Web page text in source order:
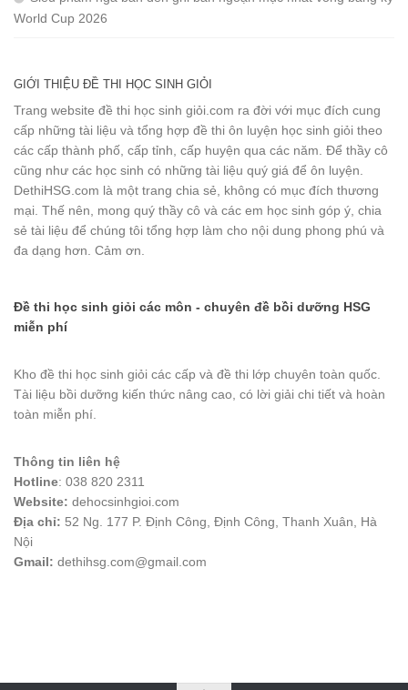
World Cup 2026
GIỚI THIỆU ĐỀ THI HỌC SINH GIỎI
Trang website đề thi học sinh giỏi.com ra đời với mục đích cung
cấp những tài liệu và tổng hợp đề thi ôn luyện học sinh giỏi theo
các cấp thành phố, cấp tỉnh, cấp huyện qua các năm. Để thầy cô
cũng như các học sinh có những tài liệu quý giá để ôn luyện.
DethiHSG.com là một trang chia sẻ, không có mục đích thương
mại. Thế nên, mong quý thầy cô và các em học sinh góp ý, chia
sẻ tài liệu để chúng tôi tổng hợp làm cho nội dung phong phú và
đa dạng hơn. Cảm ơn.
Đề thi học sinh giỏi các môn - chuyên đề bồi dưỡng HSG
miễn phí
Kho đề thi học sinh giỏi các cấp và đề thi lớp chuyên toàn quốc.
Tài liệu bồi dưỡng kiến thức nâng cao, có lời giải chi tiết và hoàn
toàn miễn phí.
Thông tin liên hệ
Hotline: 038 820 2311
Website: dehocsinhgioi.com
Địa chỉ: 52 Ng. 177 P. Định Công, Định Công, Thanh Xuân, Hà
Nội
Gmail: dethihsg.com@gmail.com